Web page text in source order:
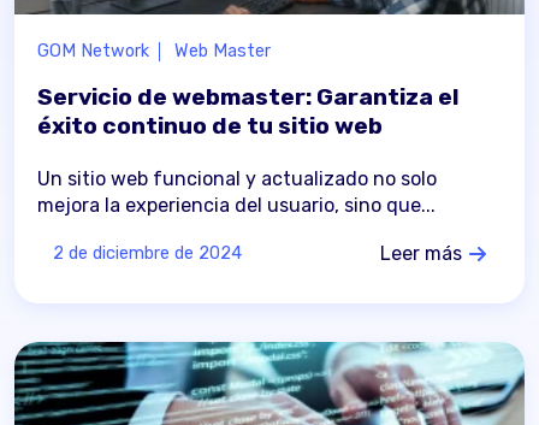
GOM Network Web Master
Servicio de webmaster: Garantiza el
éxito continuo de tu sitio web
Un sitio web funcional y actualizado no solo
mejora la experiencia del usuario, sino que...
2 de diciembre de 2024 Leer más